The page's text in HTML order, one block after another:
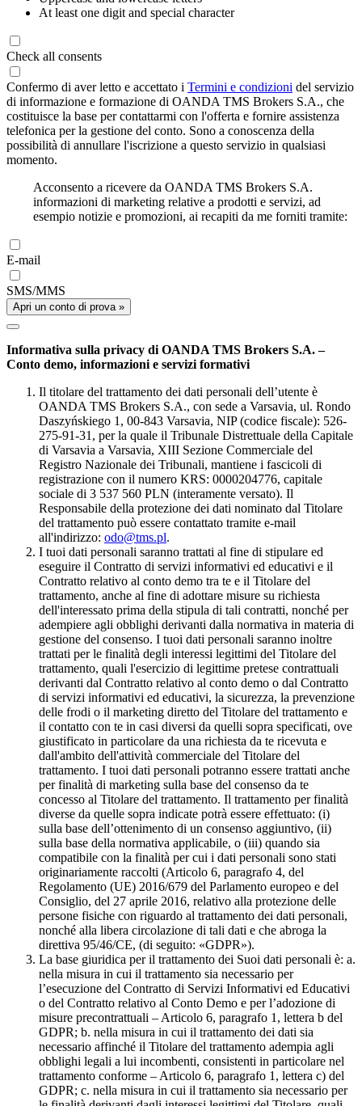
At least one digit and special character
Check all consents
Confermo di aver letto e accettato i Termini e condizioni del servizio
di informazione e formazione di OANDA TMS Brokers S.A., che
costituisce la base per contattarmi con l'offerta e fornire assistenza
telefonica per la gestione del conto. Sono a conoscenza della
possibilità di annullare l'iscrizione a questo servizio in qualsiasi
momento.
Acconsento a ricevere da OANDA TMS Brokers S.A.
informazioni di marketing relative a prodotti e servizi, ad
esempio notizie e promozioni, ai recapiti da me forniti tramite:
E-mail
SMS/MMS
Apri un conto di prova »
Informativa sulla privacy di OANDA TMS Brokers S.A. –
Conto demo, informazioni e servizi formativi
Il titolare del trattamento dei dati personali dell’utente è
OANDA TMS Brokers S.A., con sede a Varsavia, ul. Rondo
Daszyńskiego 1, 00-843 Varsavia, NIP (codice fiscale): 526-
275-91-31, per la quale il Tribunale Distrettuale della Capitale
di Varsavia a Varsavia, XIII Sezione Commerciale del
Registro Nazionale dei Tribunali, mantiene i fascicoli di
registrazione con il numero KRS: 0000204776, capitale
sociale di 3 537 560 PLN (interamente versato). Il
Responsabile della protezione dei dati nominato dal Titolare
del trattamento può essere contattato tramite e-mail
all'indirizzo: odo@tms.pl.
I tuoi dati personali saranno trattati al fine di stipulare ed
eseguire il Contratto di servizi informativi ed educativi e il
Contratto relativo al conto demo tra te e il Titolare del
trattamento, anche al fine di adottare misure su richiesta
dell'interessato prima della stipula di tali contratti, nonché per
adempiere agli obblighi derivanti dalla normativa in materia di
gestione del consenso. I tuoi dati personali saranno inoltre
trattati per le finalità degli interessi legittimi del Titolare del
trattamento, quali l'esercizio di legittime pretese contrattuali
derivanti dal Contratto relativo al conto demo o dal Contratto
di servizi informativi ed educativi, la sicurezza, la prevenzione
delle frodi o il marketing diretto del Titolare del trattamento e
il contatto con te in casi diversi da quelli sopra specificati, ove
giustificato in particolare da una richiesta da te ricevuta e
dall'ambito dell'attività commerciale del Titolare del
trattamento. I tuoi dati personali potranno essere trattati anche
per finalità di marketing sulla base del consenso da te
concesso al Titolare del trattamento. Il trattamento per finalità
diverse da quelle sopra indicate potrà essere effettuato: (i)
sulla base dell’ottenimento di un consenso aggiuntivo, (ii)
sulla base della normativa applicabile, o (iii) quando sia
compatibile con la finalità per cui i dati personali sono stati
originariamente raccolti (Articolo 6, paragrafo 4, del
Regolamento (UE) 2016/679 del Parlamento europeo e del
Consiglio, del 27 aprile 2016, relativo alla protezione delle
persone fisiche con riguardo al trattamento dei dati personali,
nonché alla libera circolazione di tali dati e che abroga la
direttiva 95/46/CE, (di seguito: «GDPR»).
La base giuridica per il trattamento dei Suoi dati personali è: a.
nella misura in cui il trattamento sia necessario per
l’esecuzione del Contratto di Servizi Informativi ed Educativi
o del Contratto relativo al Conto Demo e per l’adozione di
misure precontrattuali – Articolo 6, paragrafo 1, lettera b del
GDPR; b. nella misura in cui il trattamento dei dati sia
necessario affinché il Titolare del trattamento adempia agli
obblighi legali a lui incombenti, consistenti in particolare nel
trattamento conforme – Articolo 6, paragrafo 1, lettera c) del
GDPR; c. nella misura in cui il trattamento sia necessario per